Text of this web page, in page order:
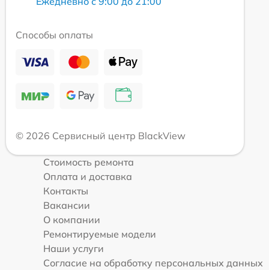
Способы оплаты
© 2026 Сервисный центр BlackView
Стоимость ремонта
Оплата и доставка
Контакты
Вакансии
О компании
Ремонтируемые модели
Наши услуги
Согласие на обработку персональных данных